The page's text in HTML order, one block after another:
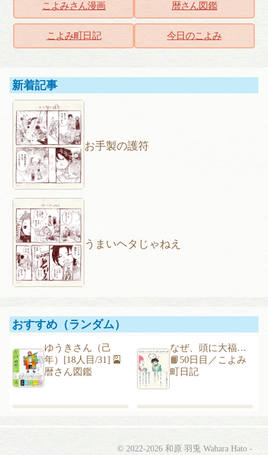
こよみさん漫画 暦さん図鑑
こよみ町日記 今日のこよみ
新着記事
お手製の護符
うまいヘタじゃねえ
おすすめ（ランダム）
ゆうきさん（己
年） [18人目/31] 🎴
暦さん図鑑
なぜ、頭に大福…
📙50日目／こよみ
町日記
© 2022-2026 和原 羽兎 Wahara Hato -